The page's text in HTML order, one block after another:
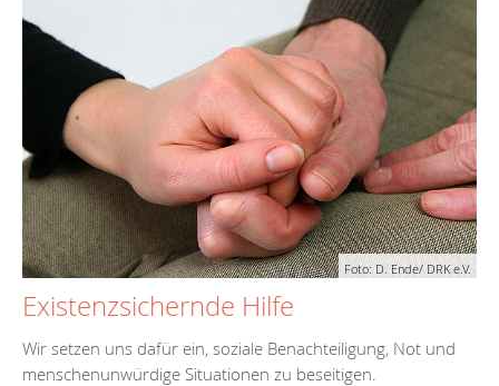
Foto: D. Ende/ DRK e.V.
Existenzsichernde Hilfe
Wir setzen uns dafür ein, soziale Benachteiligung, Not und
menschenunwürdige Situationen zu beseitigen.